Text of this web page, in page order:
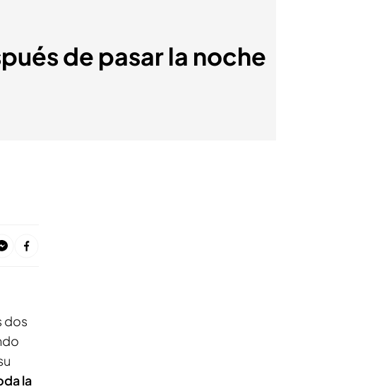
de pasar la noche
dos
la